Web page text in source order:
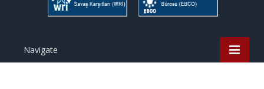
Navigate